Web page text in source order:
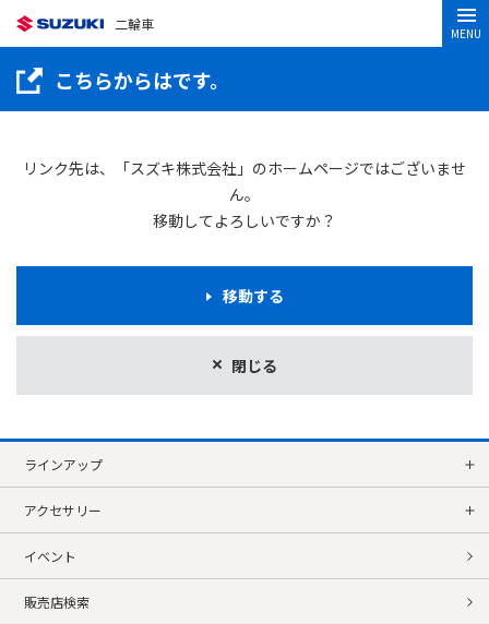
二輪車
MENU
こちらからはです。
リンク先は、「スズキ株式会社」のホームページではございませ
ん。
移動してよろしいですか？
閉じる
移動する
ラインアップ
アクセサリー
イベント
販売店検索